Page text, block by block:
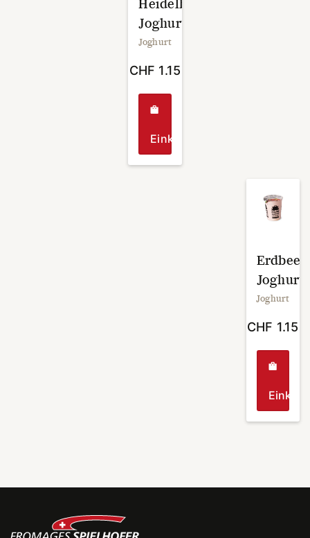
Heidelbeeren
Joghurt
Joghurt
CHF 1.15
Einkaufen
Erdbeer
Joghurt
Joghurt
CHF 1.15